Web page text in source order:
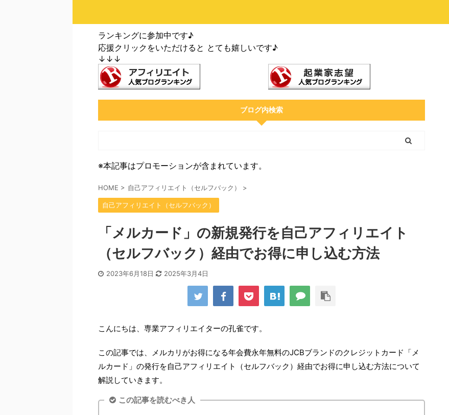
ランキングに参加中です♪
応援クリックをいただけると とても嬉しいです♪
↓↓↓
ブログ内検索
※本記事はプロモーションが含まれています。
HOME > 自己アフィリエイト（セルフバック） >
自己アフィリエイト（セルフバック）
「メルカード」の新規発行を自己アフィリエイト
（セルフバック）経由でお得に申し込む方法
2023年6月18日 2025年3月4日
こんにちは、専業アフィリエイターの孔雀です。
この記事では、メルカリがお得になる年会費永年無料のJCBブランドのクレジットカード「メ
ルカード」の発行を自己アフィリエイト（セルフバック）経由でお得に申し込む方法について
解説していきます。
この記事を読むべき人